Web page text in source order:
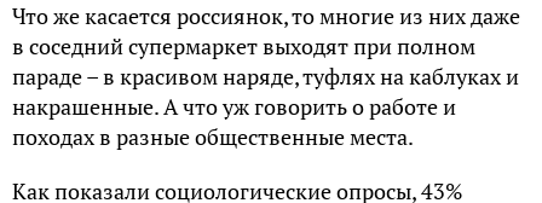
Что же касается россиянок, то многие из них даже
в соседний супермаркет выходят при полном
параде – в красивом наряде, туфлях на каблуках и
накрашенные. А что уж говорить о работе и
походах в разные общественные места.
Как показали социологические опросы, 43%